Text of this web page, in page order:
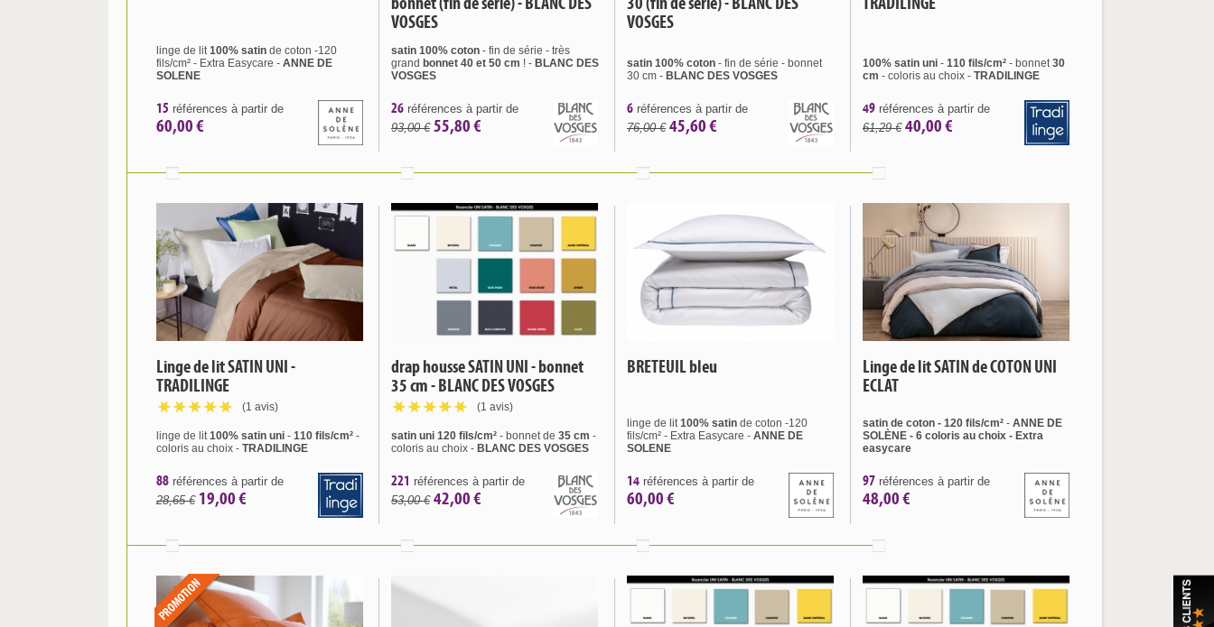
linge de lit100% satin de coton -120
fils/cm² - Extra Easycare - ANNE DE
SOLENE
15 références à partir de
60,00 €
VOSGES
satin 100% coton - fin de série - très
grand bonnet 40 et 50 cm ! - BLANC DES
VOSGES
26 références à partir de
93,00 € 55,80 €
VOSGES
satin 100% coton - fin de série - bonnet
30 cm - BLANC DES VOSGES
6 références à partir de
76,00 € 45,60 €
100% satin uni - 110 fils/cm² - bonnet30
cm - coloris au choix - TRADILINGE
49 références à partir de
61,29 € 40,00 €
Linge de lit SATIN UNI -
TRADILINGE
(1 avis)
linge de lit100% satin uni - 110 fils/cm² -
coloris au choix - TRADILINGE
88 références à partir de
28,65 € 19,00 €
drap housse SATIN UNI - bonnet
35 cm - BLANC DES VOSGES
(1 avis)
satin uni 120 fils/cm² - bonnet de 35 cm -
coloris au choix - BLANC DES VOSGES
221 références à partir de
53,00 € 42,00 €
BRETEUIL bleu
linge de lit100% satin de coton -120
fils/cm² - Extra Easycare - ANNE DE
SOLENE
14 références à partir de
60,00 €
Linge de lit SATIN de COTON UNI
ECLAT
satin de coton - 120 fils/cm² - ANNE DE
SOLÈNE - 6 coloris au choix - Extra
easycare
97 références à partir de
48,00 €